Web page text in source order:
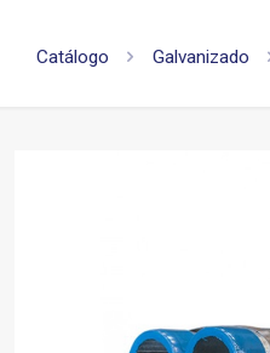
Catálogo Galvanizado